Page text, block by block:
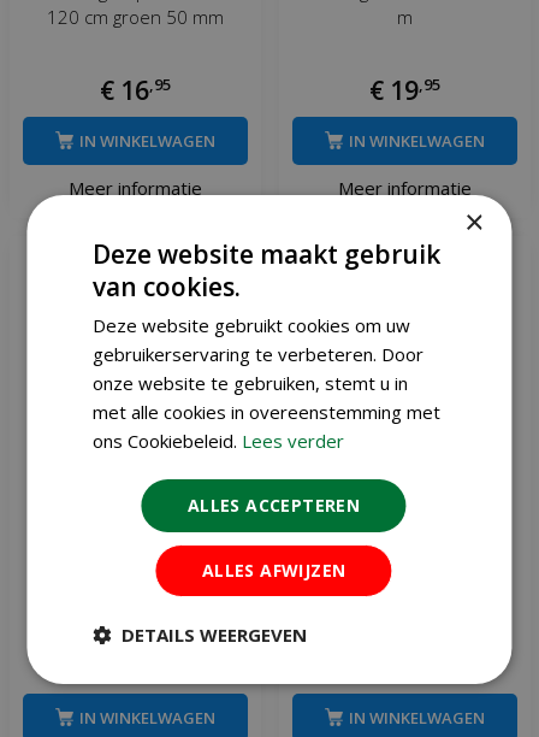
120 cm groen 50 mm
€ 16 95
Meer informatie
IN WINKELWAGEN
m
€ 19, 95
Meer informatie
IN WINKELWAGEN
Nature gaas rechthoekig
10 m x 80 cm
IN WINKELWAGEN
Nature gaas vierkant 1 x 3
m groen
IN WINKELWAGEN
×
Deze website maakt gebruik
van cookies.
Deze website gebruikt cookies om uw
gebruikerservaring te verbeteren. Door
onze website te gebruiken, stemt u in
met alle cookies in overeenstemming met
ons Cookiebeleid. Lees verder
ALLES ACCEPTEREN
ALLES AFWIJZEN
DETAILS WEERGEVEN